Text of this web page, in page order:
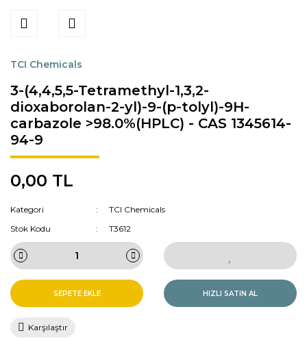
TCI Chemicals
3-(4,4,5,5-Tetramethyl-1,3,2-
dioxaborolan-2-yl)-9-(p-tolyl)-9H-
carbazole >98.0%(HPLC) - CAS 1345614-
94-9
0,00 TL
Kategori
TCI Chemicals
Stok Kodu
T3612
SEPETE EKLE HIZLI SATIN AL
Karşılaştır